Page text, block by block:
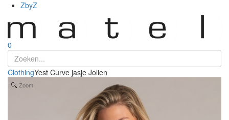
ZbyZ
0
ClothingYest Curve jasje Jolien
Zoom